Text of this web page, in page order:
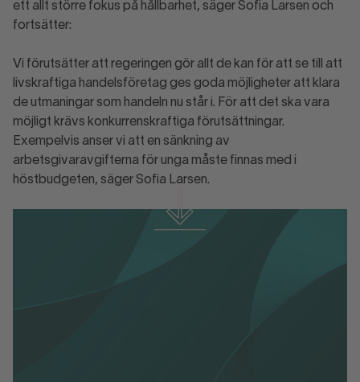
ett allt större fokus på hållbarhet, säger Sofia Larsen och
fortsätter:
Vi förutsätter att regeringen gör allt de kan för att se till att
livskraftiga handelsföretag ges goda möjligheter att klara
de utmaningar som handeln nu står i. För att det ska vara
möjligt krävs konkurrenskraftiga förutsättningar.
Exempelvis anser vi att en sänkning av
arbetsgivaravgifterna för unga måste finnas med i
höstbudgeten, säger Sofia Larsen.